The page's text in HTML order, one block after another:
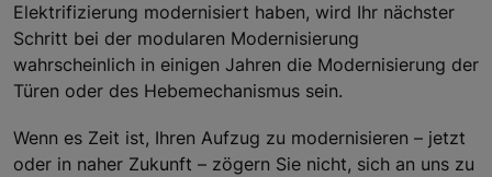
Elektrifizierung modernisiert haben, wird Ihr nächster
Schritt bei der modularen Modernisierung
wahrscheinlich in einigen Jahren die Modernisierung der
Türen oder des Hebemechanismus sein.
Wenn es Zeit ist, Ihren Aufzug zu modernisieren – jetzt
oder in naher Zukunft – zögern Sie nicht, sich an uns zu